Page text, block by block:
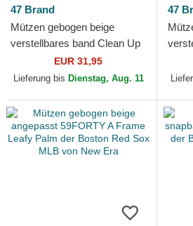
47 Brand
Mützen gebogen beige
verstellbares band Clean Up
Windham der Boston Red
Sox MLB von 47 Brand
EUR 31,95
Lieferung bis Dienstag, Aug. 11
47